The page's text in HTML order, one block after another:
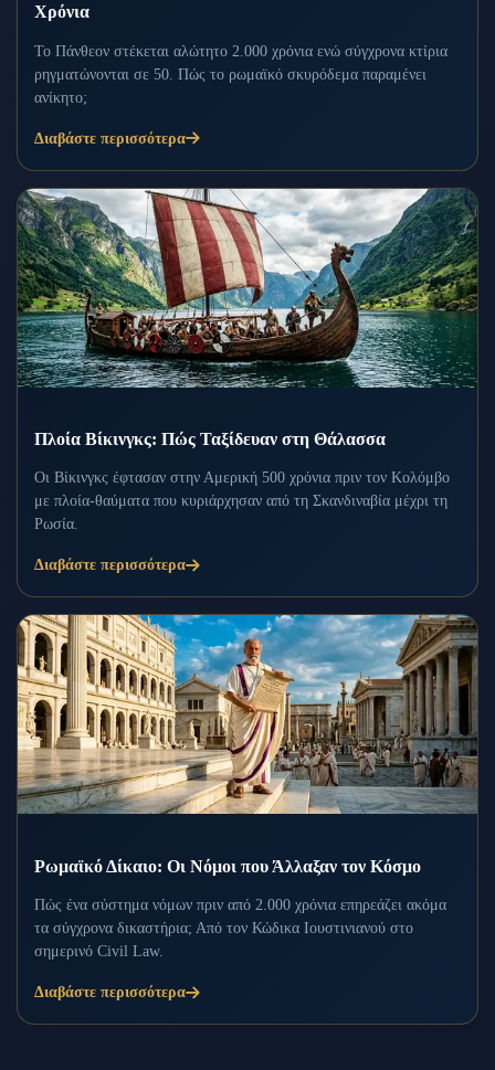
Χρόνια
Το Πάνθεον στέκεται αλώτητο 2.000 χρόνια ενώ σύγχρονα κτίρια
ρηγματώνονται σε 50. Πώς το ρωμαϊκό σκυρόδεμα παραμένει
ανίκητο;
Διαβάστε περισσότερα
Πλοία Βίκινγκς: Πώς Ταξίδευαν στη Θάλασσα
Οι Βίκινγκς έφτασαν στην Αμερική 500 χρόνια πριν τον Κολόμβο
με πλοία-θαύματα που κυριάρχησαν από τη Σκανδιναβία μέχρι τη
Ρωσία.
Διαβάστε περισσότερα
Ρωμαϊκό Δίκαιο: Οι Νόμοι που Άλλαξαν τον Κόσμο
Πώς ένα σύστημα νόμων πριν από 2.000 χρόνια επηρεάζει ακόμα
τα σύγχρονα δικαστήρια; Από τον Κώδικα Ιουστινιανού στο
σημερινό Civil Law.
Διαβάστε περισσότερα